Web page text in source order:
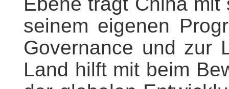
seinem eigenen
Governance und zur
Land hilft mit beim